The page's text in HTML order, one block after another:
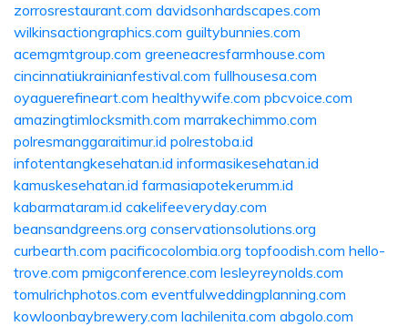
zorrosrestaurant.com davidsonhardscapes.com
wilkinsactiongraphics.com guiltybunnies.com
acemgmtgroup.com greeneacresfarmhouse.com
cincinnatiukrainianfestival.com fullhousesa.com
oyaguerefineart.com healthywife.com pbcvoice.com
amazingtimlocksmith.com marrakechimmo.com
polresmanggaraitimur.id polrestoba.id
infotentangkesehatan.id informasikesehatan.id
kamuskesehatan.id farmasiapotekerumm.id
kabarmataram.id cakelifeeveryday.com
beansandgreens.org conservationsolutions.org
curbearth.com pacificocolombia.org topfoodish.com hello-
trove.com pmigconference.com lesleyreynolds.com
tomulrichphotos.com eventfulweddingplanning.com
kowloonbaybrewery.com lachilenita.com abgolo.com